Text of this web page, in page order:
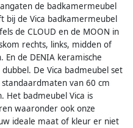
de badkamermeubel
bij de Vica badkamermeubel
de CLOUD en de MOON in
rechts, links, midden of
de DENIA keramische
De Vica badmeubel set
van 60 cm
Het badmeubel Vica is
waaronder ook onze
ideale maat of kleur er niet